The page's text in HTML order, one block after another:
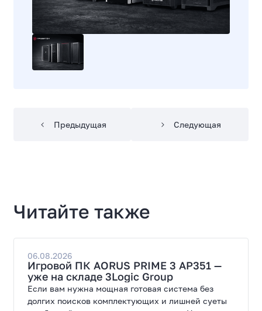
Предыдущая Следующая
Читайте также
06.08.2026
Игровой ПК AORUS PRIME 3 AP351 —
уже на складе 3Logic Group
Если вам нужна мощная готовая система без
долгих поисков комплектующих и лишней суеты